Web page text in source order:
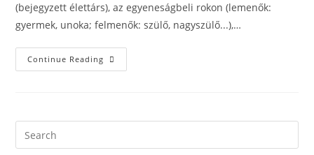
(bejegyzett élettárs), az egyeneságbeli rokon (lemenők:
gyermek, unoka; felmenők: szülő, nagyszülő...),…
Continue Reading